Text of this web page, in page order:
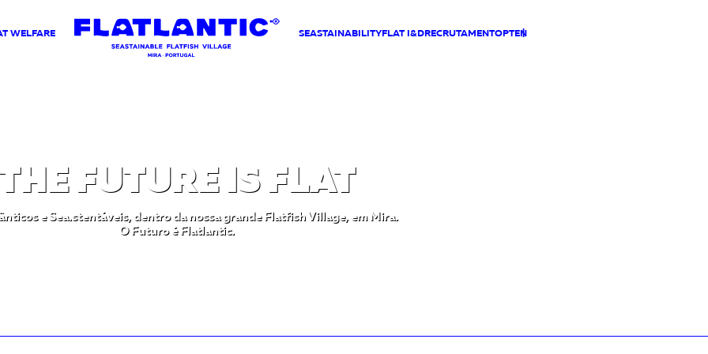
WELFARE SEASTAINABILITYFLAT I&DRECRUTAMENTOPTEN
THE FUTURE IS FLAT
e Sea.stentáveis, dentro da nossa grande Flatfish Village, em Mira.
O Futuro é Flatlantic.